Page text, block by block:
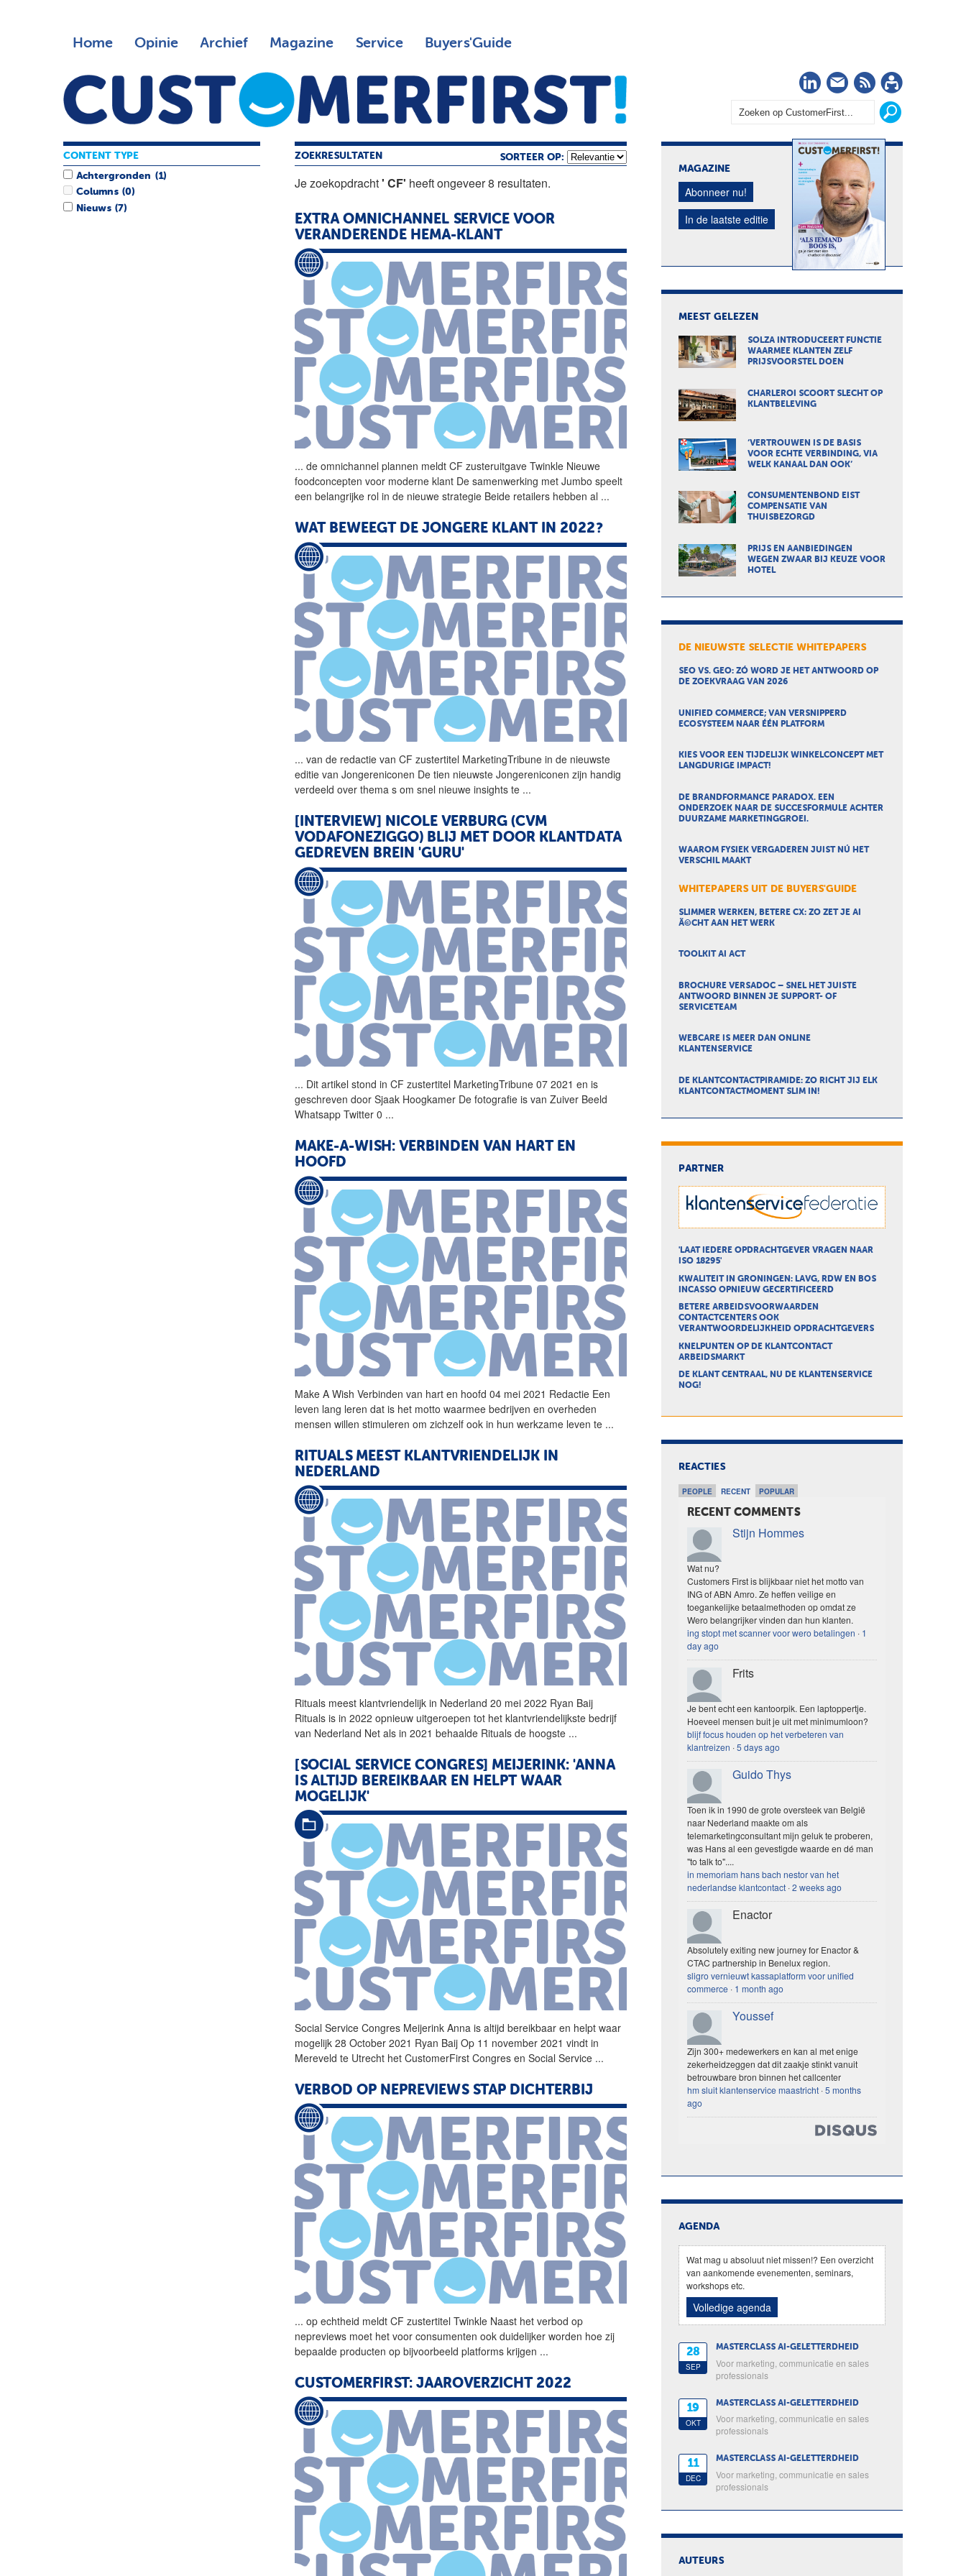
Home Opinie Archief Magazine Service Buyers'Guide
LinkedIn
Nieuwsbrief
RSS
ZOEKRESULTATEN SORTEER OP:
Je zoekopdracht' CF' heeft ongeveer 8 resultaten.
EXTRA OMNICHANNEL SERVICE VOOR
VERANDERENDE HEMA-KLANT
... de omnichannel plannen meldtCF zusteruitgave Twinkle Nieuwe
foodconcepten voor moderne klant De samenwerking met Jumbo speelt
een belangrijke rol in de nieuwe strategie Beide retailers hebben al ...
WAT BEWEEGT DE JONGERE KLANT IN 2022?
... van de redactie vanCF zustertitel MarketingTribune in de nieuwste
editie van Jongereniconen De tien nieuwste Jongereniconen zijn handig
verdeeld over thema s om snel nieuwe insights te ...
[INTERVIEW] NICOLE VERBURG (CVM
VODAFONEZIGGO) BLIJ MET DOOR KLANTDATA
GEDREVEN BREIN 'GURU'
... Dit artikel stond inCF zustertitel MarketingTribune 07 2021 en is
geschreven door Sjaak Hoogkamer De fotografie is van Zuiver Beeld
Whatsapp Twitter 0 ...
MAKE-A-WISH: VERBINDEN VAN HART EN
HOOFD
Make A Wish Verbinden van hart en hoofd 04 mei 2021 Redactie Een
leven lang leren dat is het motto waarmee bedrijven en overheden
mensen willen stimuleren om zichzelf ook in hun werkzame leven te ...
RITUALS MEEST KLANTVRIENDELIJK IN
NEDERLAND
Rituals meest klantvriendelijk in Nederland 20 mei 2022 Ryan Baij
Rituals is in 2022 opnieuw uitgeroepen tot het klantvriendelijkste bedrijf
van Nederland Net als in 2021 behaalde Rituals de hoogste ...
[SOCIAL SERVICE CONGRES] MEIJERINK: 'ANNA
IS ALTIJD BEREIKBAAR EN HELPT WAAR
MOGELIJK'
Social Service Congres Meijerink Anna is altijd bereikbaar en helpt waar
mogelijk 28 October 2021 Ryan Baij Op 11 november 2021 vindt in
Mereveld te Utrecht het CustomerFirst Congres en Social Service ...
VERBOD OP NEPREVIEWS STAP DICHTERBIJ
... op echtheid meldtCF zustertitel Twinkle Naast het verbod op
nepreviews moet het voor consumenten ook duidelijker worden hoe zij
bepaalde producten op bijvoorbeeld platforms krijgen ...
CUSTOMERFIRST: JAAROVERZICHT 2022
CONTENT TYPE
Achtergronden (1)
Columns (0)
Nieuws (7)
MAGAZINE
Abonneer nu!
In de laatste editie
MEEST GELEZEN
SOLZA INTRODUCEERT FUNCTIE
WAARMEE KLANTEN ZELF
PRIJSVOORSTEL DOEN
CHARLEROI SCOORT SLECHT OP
KLANTBELEVING
‘VERTROUWEN IS DE BASIS
VOOR ECHTE VERBINDING, VIA
WELK KANAAL DAN OOK’
CONSUMENTENBOND EIST
COMPENSATIE VAN
THUISBEZORGD
PRIJS EN AANBIEDINGEN
WEGEN ZWAAR BIJ KEUZE VOOR
HOTEL
DE NIEUWSTE SELECTIE WHITEPAPERS
SEO VS. GEO: ZÓ WORD JE HET ANTWOORD OP
DE ZOEKVRAAG VAN 2026
UNIFIED COMMERCE; VAN VERSNIPPERD
ECOSYSTEEM NAAR ÉÉN PLATFORM
KIES VOOR EEN TIJDELIJK WINKELCONCEPT MET
LANGDURIGE IMPACT!
DE BRANDFORMANCE PARADOX. EEN
ONDERZOEK NAAR DE SUCCESFORMULE ACHTER
DUURZAME MARKETINGGROEI.
WAAROM FYSIEK VERGADEREN JUIST NÚ HET
VERSCHIL MAAKT
WHITEPAPERS UIT DE BUYERS'GUIDE
SLIMMER WERKEN, BETERE CX: ZO ZET JE AI
Ã©CHT AAN HET WERK
TOOLKIT AI ACT
BROCHURE VERSADOC – SNEL HET JUISTE
ANTWOORD BINNEN JE SUPPORT- OF
SERVICETEAM
WEBCARE IS MEER DAN ONLINE
KLANTENSERVICE
DE KLANTCONTACTPIRAMIDE: ZO RICHT JIJ ELK
KLANTCONTACTMOMENT SLIM IN!
PARTNER
'LAAT IEDERE OPDRACHTGEVER VRAGEN NAAR
ISO 18295'
KWALITEIT IN GRONINGEN: LAVG, RDW EN BOS
INCASSO OPNIEUW GECERTIFICEERD
BETERE ARBEIDSVOORWAARDEN
CONTACTCENTERS OOK
VERANTWOORDELIJKHEID OPDRACHTGEVERS
KNELPUNTEN OP DE KLANTCONTACT
ARBEIDSMARKT
DE KLANT CENTRAAL, NU DE KLANTENSERVICE
NOG!
REACTIES
PEOPLE RECENT POPULAR
RECENT COMMENTS
Stijn Hommes
Wat nu?
Customers First is blijkbaar niet het motto van
ING of ABN Amro. Ze heffen veilige en
toegankelijke betaalmethoden op omdat ze
Wero belangrijker vinden dan hun klanten.
ing stopt met scanner voor wero betalingen · 1
day ago
Frits
Je bent echt een kantoorpik. Een laptoppertje.
Hoeveel mensen buit je uit met minimumloon?
blijf focus houden op het verbeteren van
klantreizen ·5 days ago
Guido Thys
Toen ik in 1990 de grote oversteek van België
naar Nederland maakte om als
telemarketingconsultant mijn geluk te proberen,
was Hans al een gevestigde waarde en dé man
"to talk to"....
in memoriam hans bach nestor van het
nederlandse klantcontact ·2 weeks ago
Enactor
Absolutely exiting new journey for Enactor &
CTAC partnership in Benelux region.
sligro vernieuwt kassaplatform voor unified
commerce · 1 month ago
Youssef
Zijn 300+ medewerkers en kan al met enige
zekerheidzeggen dat dit zaakje stinkt vanuit
betrouwbare bron binnen het callcenter
hm sluit klantenservice maastricht ·5 months
ago
AGENDA
Wat mag u absoluut niet missen!? Een overzicht
van aankomende evenementen, seminars,
workshops etc.
Volledige agenda
28
SEP
MASTERCLASS AI-GELETTERDHEID
Voor marketing, communicatie en sales
professionals
19
OKT
MASTERCLASS AI-GELETTERDHEID
Voor marketing, communicatie en sales
professionals
11
DEC
MASTERCLASS AI-GELETTERDHEID
Voor marketing, communicatie en sales
professionals
AUTEURS